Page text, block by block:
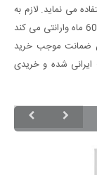
می نماید. لازم به
ذکر است که این کمپانی موتور تمامی محصولات خود را 60 ماه وارانتی می کند
ضمانت موجب خرید
ایرانی شده و خریدی